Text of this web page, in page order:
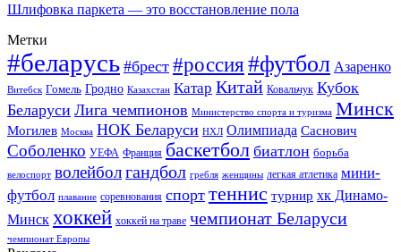
Шлифовка паркета — это восстановление пола
Метки
#беларусь #брест #россия#футбол Азаренко
Витебск Гомель Гродно Казахстан Катар Китай Ковальчук Кубок
Беларуси Лига чемпионов Министерство спорта и туризма Минск
Могилев Москва НОК Беларуси НХЛ Олимпиада Саснович
Соболенко УЕФА Франция баскетбол биатлон борьба
велоспорт волейболгандбол гребля женщины легкая атлетика мини-
футбол плавание соревнования спорт теннис турнир хк Динамо-
Минск хоккей хоккей на траве чемпионат Беларуси
чемпионат Европы